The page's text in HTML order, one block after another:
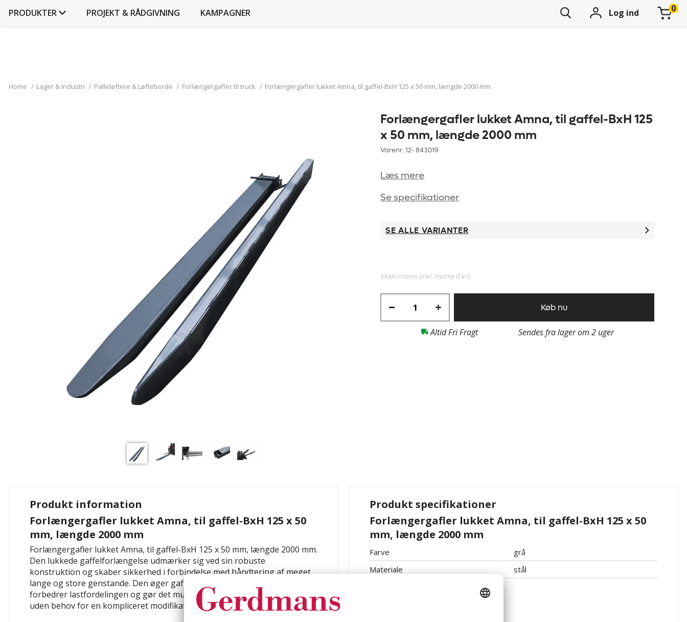
PRODUKTER PROJEKT & RÅDGIVNING KAMPAGNER Log ind
Home / Lager & Industri / Palleløftere & Løfteborde / Forlængergafler til truck / Forlængergafler lukket Amna, til gaffel-BxH 125 x 50 mm, længde 2000 mm
Forlængergafler lukket Amna, til gaffel-BxH 125
x 50 mm, længde 2000 mm
Varenr. 12-843019
Læs mere
Se specifikationer
SE ALLE VARIANTER
Ekskl.moms (Inkl. moms 0 kr)
Køb nu
Altid Fri Fragt Sendes fra lager om 2 uger
Produkt information
Forlængergafler lukket Amna, til gaffel-BxH 125 x 50
mm, længde 2000 mm
Forlængergafler lukket Amna, til gaffel-BxH 125 x 50 mm, længde 2000 mm.
Den lukkede gaffelforlængelse udmærker sig ved sin robuste
konstruktion og skaber sikkerhed i forbindelse med håndtering af meget
lange og store genstande. Den øger gaffeltrucktændernes rækkevidde,
forbedrer lastfordelingen og gør det muligt at transportere gods sikkert
uden behov for en kompliceret modifikation.
Produkt specifikationer
Forlængergafler lukket Amna, til gaffel-BxH 125 x 50
mm, længde 2000 mm
Farve
grå
Materiale
stål